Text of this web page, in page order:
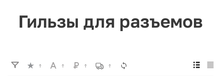
Гильзы для разъемов